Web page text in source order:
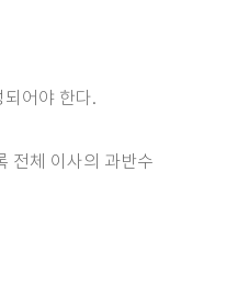
어야 한다.
전체 이사의 과반수